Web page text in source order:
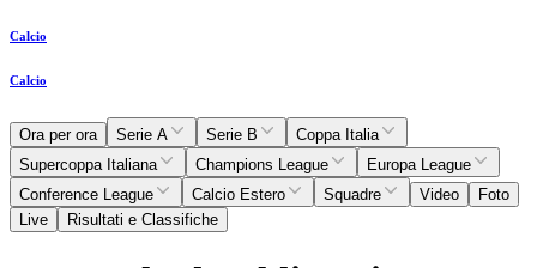
Calcio
Calcio
Ora per ora Serie A Serie B
Coppa Italia
Supercoppa Italiana
Champions League
Europa League
Conference League
Calcio Estero Squadre Video
Foto
Live
Risultati e Classifiche